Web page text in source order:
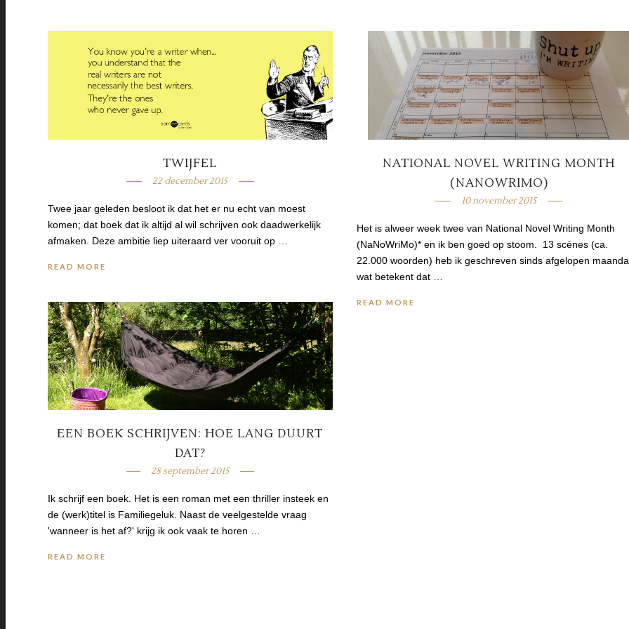
TWIJFEL
22 december 2015
Twee jaar geleden besloot ik dat het er nu echt van moest
komen; dat boek dat ik altijd al wil schrijven ook daadwerkelijk
afmaken. Deze ambitie liep uiteraard ver vooruit op …
READ MORE
NATIONAL NOVEL WRITING MONTH
(NANOWRIMO)
10 november 2015
Het is alweer week twee van National Novel Writing Month
(NaNoWriMo)* en ik ben goed op stoom. 13 scènes (ca.
22.000 woorden) heb ik geschreven sinds afgelopen
wat betekent dat …
READ MORE
EEN BOEK SCHRIJVEN: HOE LANG DUURT
DAT?
28 september 2015
Ik schrijf een boek. Het is een roman met een thriller insteek en
de (werk)titel is Familiegeluk. Naast de veelgestelde vraag
'wanneer is het af?' krijg ik ook vaak te horen …
READ MORE